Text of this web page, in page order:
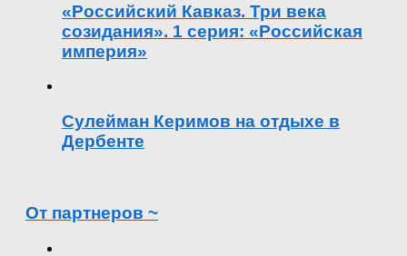
«Российский Кавказ. Три века
созидания». 1 серия: «Российская
империя»
Сулейман Керимов на отдыхе в
Дербенте
От партнеров ~